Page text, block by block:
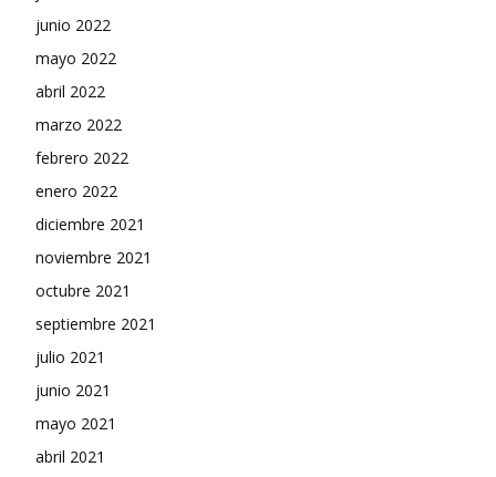
junio 2022
mayo 2022
abril 2022
marzo 2022
febrero 2022
enero 2022
diciembre 2021
noviembre 2021
octubre 2021
septiembre 2021
julio 2021
junio 2021
mayo 2021
abril 2021